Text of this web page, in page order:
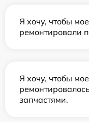
Я хочу, чтобы
ремонтировали
Я хочу, чтобы
запчастями.